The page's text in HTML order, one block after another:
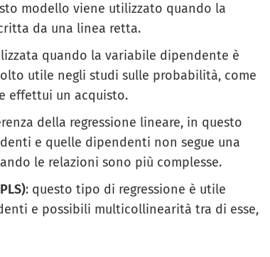
modello viene utilizzato quando la
da una linea retta.
quando la variabile dipendente è
utile negli studi sulle probabilità, come
effettui un acquisto.
della regressione lineare, in questo
e quelle dipendenti non segue una
le relazioni sono più complesse.
: questo tipo di regressione è utile
e possibili multicollinearità tra di esse,